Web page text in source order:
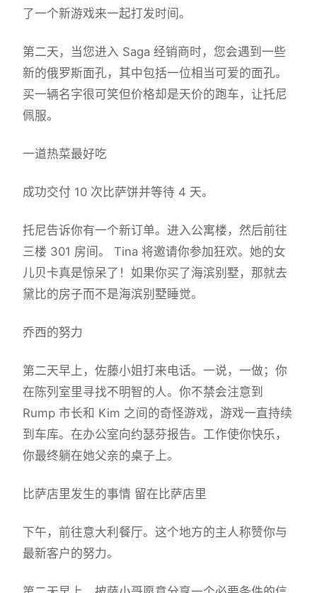
了一个新游戏来一起打发时间。
第二天，当您进入 Saga 经销商时，您会遇到一些
新的俄罗斯面孔，其中包括一位相当可爱的面孔。
买一辆名字很可笑但价格却是天价的跑车，让托尼
佩服。
一道热菜最好吃
成功交付 10 次比萨饼并等待 4 天。
托尼告诉你有一个新订单。进入公寓楼，然后前往
三楼 301 房间。 Tina 将邀请你参加狂欢。她的女
儿贝卡真是惊呆了！如果你买了海滨别墅，那就去
黛比的房子而不是海滨别墅睡觉。
乔西的努力
第二天早上，佐藤小姐打来电话。一说，一做；你
在陈列室里寻找不明智的人。你不禁会注意到
Rump 市长和 Kim 之间的奇怪游戏，游戏一直持续
到车库。在办公室向约瑟芬报告。工作使你快乐，
你最终躺在她父亲的桌子上。
比萨店里发生的事情 留在比萨店里
下午，前往意大利餐厅。这个地方的主人称赞你与
最新客户的努力。